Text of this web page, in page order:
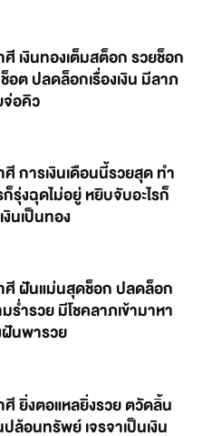
ศี เงินทองเต็มสต็อก รวยช็อก
อต ปลดล็อกเรื่องเงิน มีลาภ
อคิว
ศี การเงินเดือนนี้รวยสุด ทำ
ก็รุ่งฉุดไม่อยู่ หยิบจับอะไรก็
งินเป็นทอง
ศี ฝันแม่นสุดช็อก ปลดล็อก
ร่ำรวย มีโชคลาภเข้ามาหา
นพารวย
ศี ยิ่งตอแหลยิ่งรวย ตวัดลิ้น
ล้อนทรัพย์ เจรจาเป็นเงิน